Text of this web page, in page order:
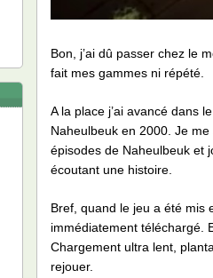
Bon, j’ai dû passer chez le
fait mes gammes ni répété.
A la place j’ai avancé dans
Naheulbeuk en 2000. Je
épisodes de Naheulbeuk et
écoutant une histoire.
Bref, quand le jeu a été mis
immédiatement téléchargé.
Chargement ultra lent,
rejouer.